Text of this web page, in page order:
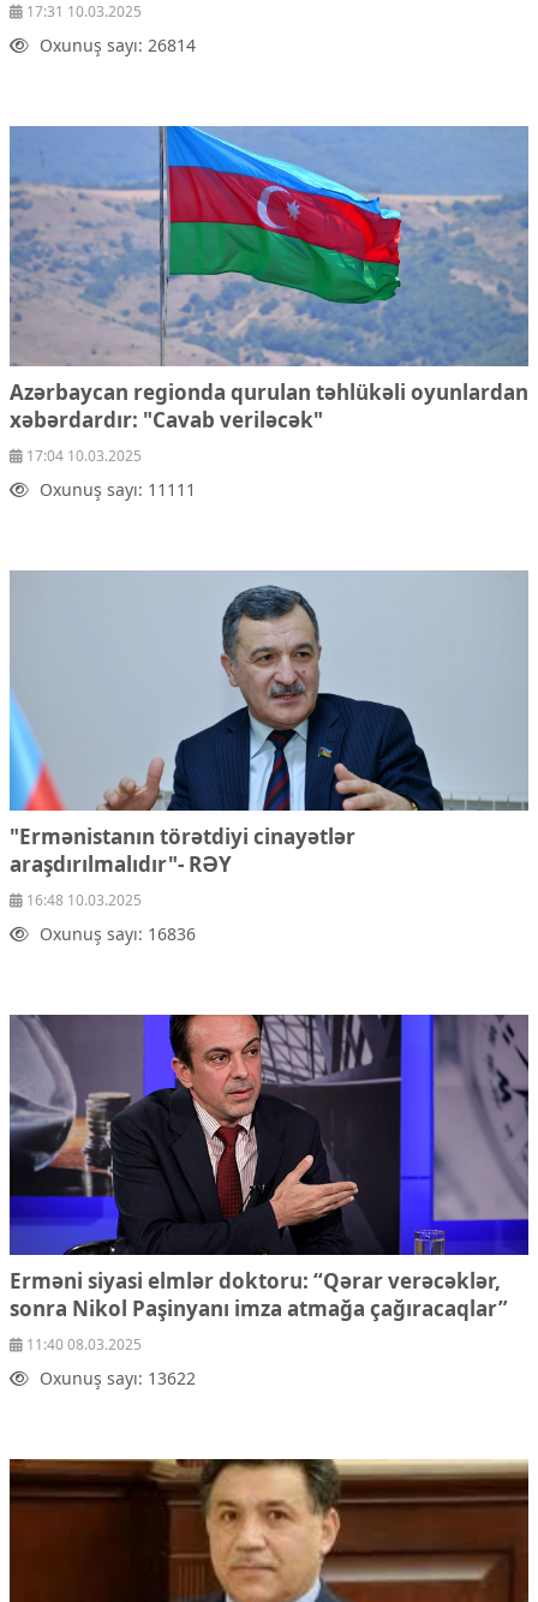
17:31 10.03.2025
Oxunuş sayı: 26814
Azərbaycan regionda qurulan təhlükəli oyunlardan
xəbərdardır: "Cavab veriləcək"
17:04 10.03.2025
Oxunuş sayı: 11111
"Ermənistanın törətdiyi cinayətlər
araşdırılmalıdır"- RƏY
16:48 10.03.2025
Oxunuş sayı: 16836
Erməni siyasi elmlər doktoru: “Qərar verəcəklər,
sonra Nikol Paşinyanı imza atmağa çağıracaqlar”
11:40 08.03.2025
Oxunuş sayı: 13622